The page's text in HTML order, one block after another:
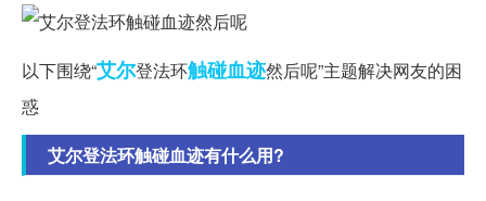
以下围绕“艾尔登法环触碰血迹然后呢”主题解决网友的困
惑
艾尔登法环触碰血迹有什么用?